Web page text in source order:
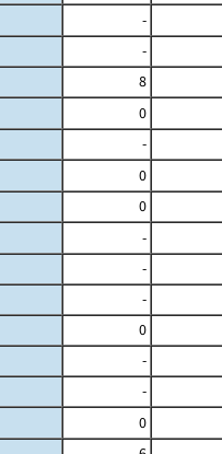
-
-
8
0
-
0
0
-
-
-
0
-
-
0